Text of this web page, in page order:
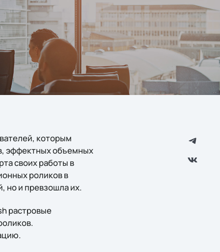
которым
эффектных объемных
своих работы в
роликов в
но и превзошла их.
растровые